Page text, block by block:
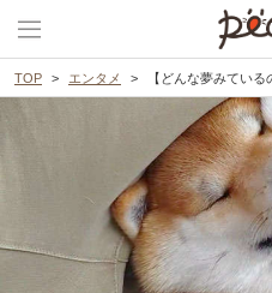
TOP エンタメ 【どんな夢みているの？】口